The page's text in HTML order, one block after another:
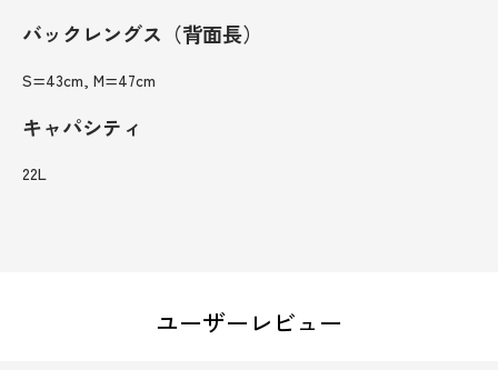
バックレングス（背面長）
S=43cm, M=47cm
キャパシティ
22L
ユーザーレビュー